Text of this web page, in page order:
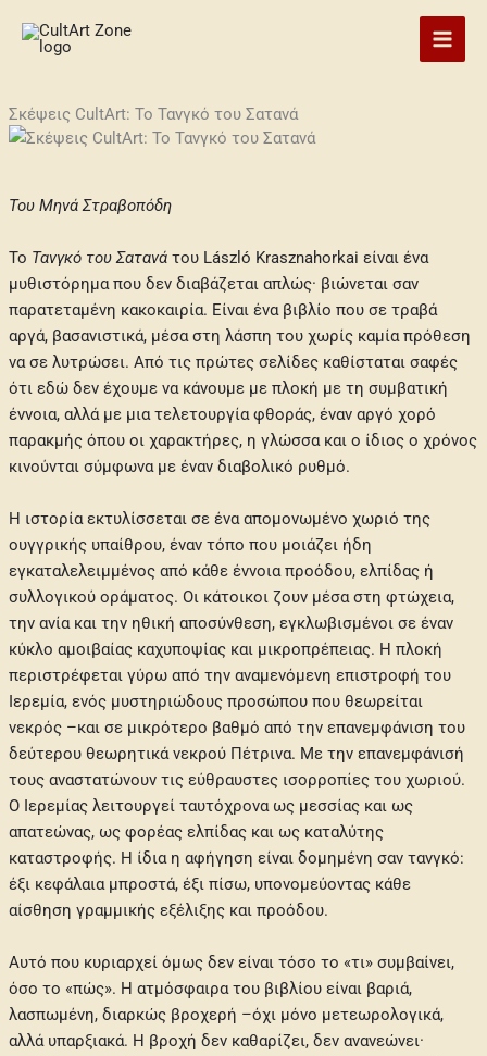
Σκέψεις CultArt: Το Τανγκό του Σατανά
Του Μηνά Στραβοπόδη
Το Τανγκό του Σατανά του László Krasznahorkai είναι ένα
μυθιστόρημα που δεν διαβάζεται απλώς· βιώνεται σαν
παρατεταμένη κακοκαιρία. Είναι ένα βιβλίο που σε τραβά
αργά, βασανιστικά, μέσα στη λάσπη του χωρίς καμία πρόθεση
να σε λυτρώσει. Από τις πρώτες σελίδες καθίσταται σαφές
ότι εδώ δεν έχουμε να κάνουμε με πλοκή με τη συμβατική
έννοια, αλλά με μια τελετουργία φθοράς, έναν αργό χορό
παρακμής όπου οι χαρακτήρες, η γλώσσα και ο ίδιος ο χρόνος
κινούνται σύμφωνα με έναν διαβολικό ρυθμό.
Η ιστορία εκτυλίσσεται σε ένα απομονωμένο χωριό της
ουγγρικής υπαίθρου, έναν τόπο που μοιάζει ήδη
εγκαταλελειμμένος από κάθε έννοια προόδου, ελπίδας ή
συλλογικού οράματος. Οι κάτοικοι ζουν μέσα στη φτώχεια,
την ανία και την ηθική αποσύνθεση, εγκλωβισμένοι σε έναν
κύκλο αμοιβαίας καχυποψίας και μικροπρέπειας. Η πλοκή
περιστρέφεται γύρω από την αναμενόμενη επιστροφή του
Ιερεμία, ενός μυστηριώδους προσώπου που θεωρείται
νεκρός –και σε μικρότερο βαθμό από την επανεμφάνιση του
δεύτερου θεωρητικά νεκρού Πέτρινα. Με την επανεμφάνισή
τους αναστατώνουν τις εύθραυστες ισορροπίες του χωριού.
Ο Ιερεμίας λειτουργεί ταυτόχρονα ως μεσσίας και ως
απατεώνας, ως φορέας ελπίδας και ως καταλύτης
καταστροφής. Η ίδια η αφήγηση είναι δομημένη σαν τανγκό:
έξι κεφάλαια μπροστά, έξι πίσω, υπονομεύοντας κάθε
αίσθηση γραμμικής εξέλιξης και προόδου.
Αυτό που κυριαρχεί όμως δεν είναι τόσο το «τι» συμβαίνει,
όσο το «πώς». Η ατμόσφαιρα του βιβλίου είναι βαριά,
λασπωμένη, διαρκώς βροχερή –όχι μόνο μετεωρολογικά,
αλλά υπαρξιακά. Η βροχή δεν καθαρίζει, δεν ανανεώνει·